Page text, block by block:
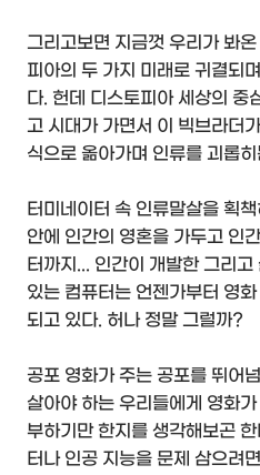
그리고보면 지금껏 우리가 봐
피아의 두 가지 미래로 귀결되
다. 헌데 디스토피아 세상의 중
고 시대가 가면서 이 빅브라더
식으로 옮아가며 인류를 괴롭
터미네이터 속 인류말살을 획
안에 인간의 영혼을 가두고 인
터까지... 인간이 개발한 그리
있는 컴퓨터는 언젠가부터 영
되고 있다. 허나 정말 그럴까?
공포 영화가 주는 공포를 뛰어
살아야 하는 우리들에게 영화
부하기만 한지를 생각해보곤
터나 인공 지능을 문제 삼으려